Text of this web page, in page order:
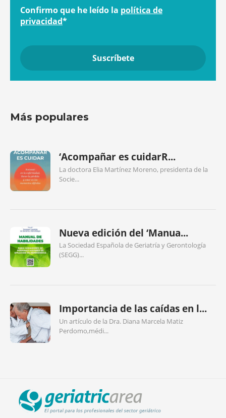
Confirmo que he leído la política de
privacidad*
Más populares
‘Acompañar es cuidarR...
La doctora Elia Martínez Moreno, presidenta de la
Socie...
Nueva edición del ‘Manua...
La Sociedad Española de Geriatría y Gerontología
(SEGG)...
Importancia de las caídas en l...
Un artículo de la Dra. Diana Marcela Matiz
Perdomo,médi...